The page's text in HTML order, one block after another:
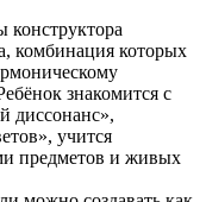
конструктора
комбинация которых
знакомится с
диссонанс»,
учится
предметов и живых